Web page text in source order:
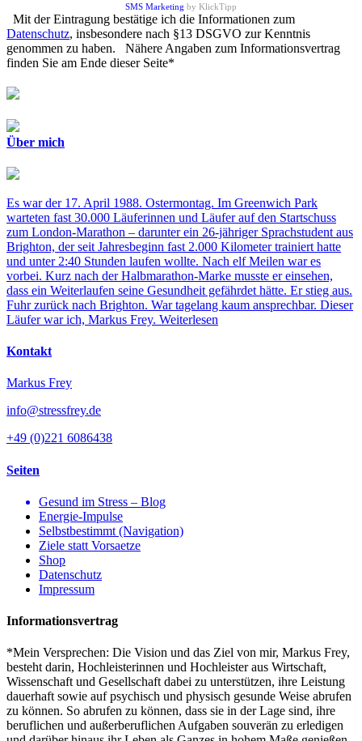
SMS Marketing by KlickTipp
Mit der Eintragung bestätige ich die Informationen zum
Datenschutz, insbesondere nach §13 DSGVO zur Kenntnis
genommen zu haben. Nähere Angaben zum Informationsvertrag
finden Sie am Ende dieser Seite*
Über mich
Es war der 17. April 1988. Ostermontag. Im Greenwich Park
warteten fast 30.000 Läuferinnen und Läufer auf den Startschuss
zum London-Marathon – darunter ein 26-jähriger Sprachstudent aus
Brighton, der seit Jahresbeginn fast 2.000 Kilometer trainiert hatte
und unter 2:40 Stunden laufen wollte. Nach elf Meilen war es
vorbei. Kurz nach der Halbmarathon-Marke musste er einsehen,
dass ein Weiterlaufen seine Gesundheit gefährdet hätte. Er stieg aus.
Fuhr zurück nach Brighton. War tagelang kaum ansprechbar. Dieser
Läufer war ich, Markus Frey. Weiterlesen
Kontakt
Markus Frey
info@stressfrey.de
+49 (0)221 6086438
Seiten
Gesund im Stress – Blog
Energie-Impulse
Selbstbestimmt (Navigation)
Ziele statt Vorsaetze
Shop
Datenschutz
Impressum
Informationsvertrag
*Mein Versprechen: Die Vision und das Ziel von mir, Markus Frey,
besteht darin, Hochleisterinnen und Hochleister aus Wirtschaft,
Wissenschaft und Gesellschaft dabei zu unterstützen, ihre Leistung
dauerhaft sowie auf psychisch und physisch gesunde Weise abrufen
zu können. So abrufen zu können, dass sie in der Lage sind, ihre
beruflichen und außerberuflichen Aufgaben souverän zu erledigen